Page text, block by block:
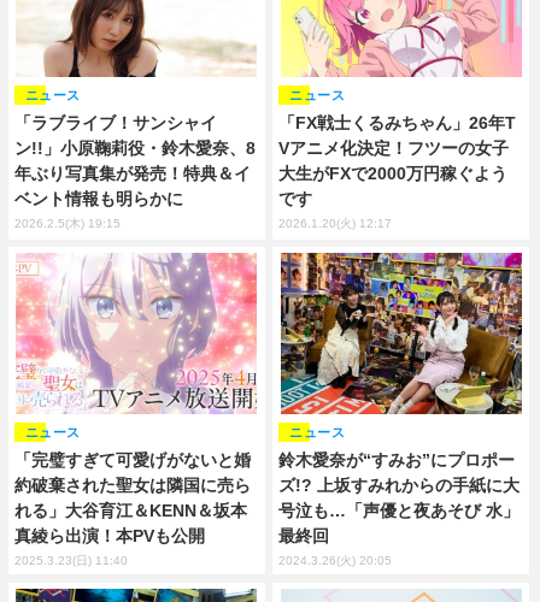
「ラブライブ！サンシャイ
ン!!」小原鞠莉役・鈴木愛奈、8
年ぶり写真集が発売！特典＆イ
ベント情報も明らかに
ニュース
2026.2.5(木) 19:15
「FX戦士くるみちゃん」26年T
Vアニメ化決定！フツーの女子
大生がFXで2000万円稼ぐよう
です
ニュース
2026.1.20(火) 12:17
「完璧すぎて可愛げがないと婚
約破棄された聖女は隣国に売ら
れる」大谷育江＆KENN＆坂本
真綾ら出演！本PVも公開
ニュース
2025.3.23(日) 11:40
鈴木愛奈が“すみお”にプロポー
ズ!? 上坂すみれからの手紙に大
号泣も…「声優と夜あそび 水」
最終回
ニュース
2024.3.26(火) 20:05